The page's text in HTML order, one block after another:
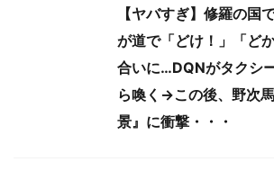
【ヤバすぎ】修羅の国
が道で「どけ！」「ど
合いに…DQNがタクシ
ら喚く→この後、野次
景』に衝撃・・・